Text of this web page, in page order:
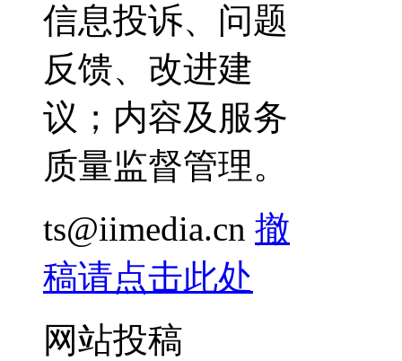
信息投诉、问题
反馈、改进建
议；内容及服务
质量监督管理。
ts@iimedia.cn 撤
稿请点击此处
网站投稿